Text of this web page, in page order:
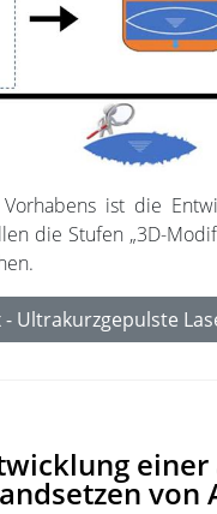
ist die
die Stufen „3D-
- Ultrakurzgepulste
von